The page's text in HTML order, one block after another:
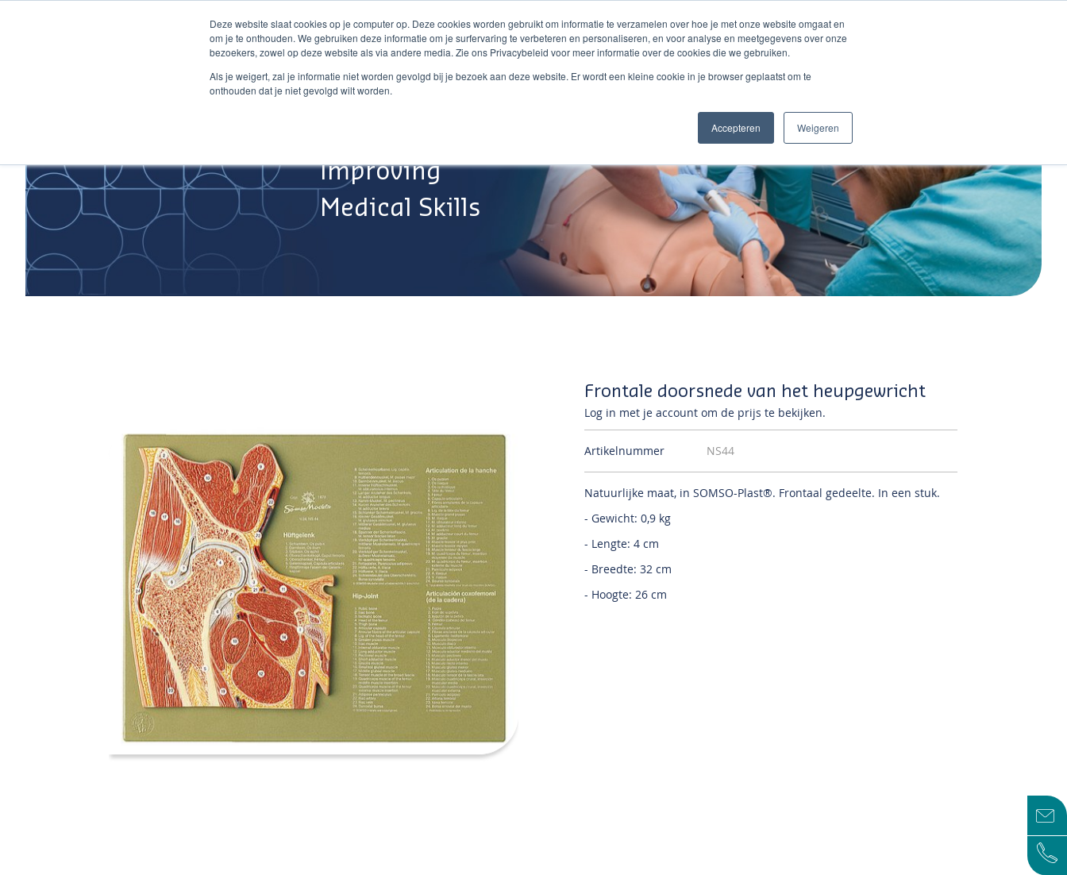
Deze website slaat cookies op je computer op. Deze cookies worden gebruikt om informatie te verzamelen over hoe je met onze website omgaat en
om je te onthouden. We gebruiken deze informatie om je surfervaring te verbeteren en personaliseren, en voor analyse en meetgegevens over onze
bezoekers, zowel op deze website als via andere media. Zie ons Privacybeleid voor meer informatie over de cookies die we gebruiken.
Als je weigert, zal je informatie niet worden gevolgd bij je bezoek aan deze website. Er wordt een kleine cookie in je browser geplaatst om te
onthouden dat je niet gevolgd wilt worden.
Accepteren Weigeren
Improving
Medical Skills
Frontale doorsnede van het heupgewricht
Log in met je account om de prijs te bekijken.
Artikelnummer NS44
Natuurlijke maat, in SOMSO-Plast®. Frontaal gedeelte. In een stuk.
- Gewicht: 0,9 kg
- Lengte: 4 cm
- Breedte: 32 cm
- Hoogte: 26 cm